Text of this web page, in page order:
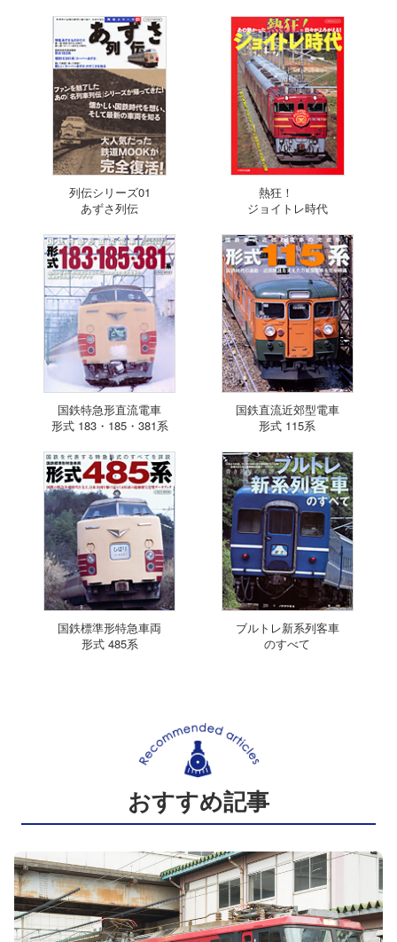
列伝シリーズ01
あずさ列伝
熱狂！
ジョイトレ時代
国鉄特急形直流電車
形式 183・185・381系
国鉄直流近郊型電車
形式 115系
国鉄標準形特急車両
形式 485系
ブルトレ新系列客車
のすべて
おすすめ記事